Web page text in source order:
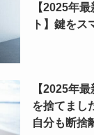
【2025年
ト】鍵をス
【2025年
を捨てまし
自分も断捨